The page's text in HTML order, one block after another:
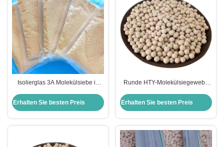
Isolierglas 3A Molekülsiebe in
Kundenanforderungen
Erhalten Sie besten Preis
Runde HTY-Molekülsiegewebe
Erhalten Sie besten Preis